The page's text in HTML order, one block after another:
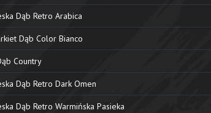
Dąb Retro Arabica
Dąb Color Bianco
Country
Dąb Retro Dark Omen
Dąb Retro Warmińska Pasieka